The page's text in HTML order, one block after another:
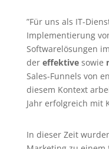
”Für uns als IT-
Implementierung
Softwarelösungen
der effektive sowie
Sales-Funnels von
diesem Kontext
Jahr erfolgreich mit
In dieser Zeit